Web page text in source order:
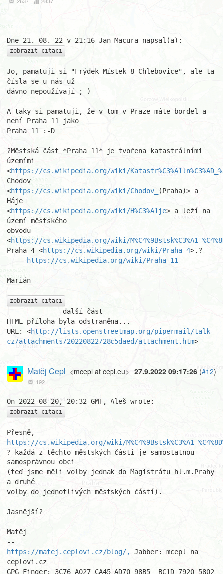
zobrazit citaci
Jo, pamatuji si "Frýdek-Místek 8 Chlebovice", ale ta
čísla se u nás už
dávno nepoužívají ;-)
A taky si pamatuji, že v tom v Praze máte bordel a
není Praha 11 jako
Praha 11 :-D
?Městská část *Praha 11* je tvořena katastrálními
územími
<https://cs.wikipedia.org/wiki/
Chodov
<https://cs.wikipedia.org/wiki/Chodov_
(Praha)> a
Háje
<https://cs.wikipedia.org/wiki/H%C3%A1je> a leží na
území městského
obvodu
<https://cs.wikipedia.org/wiki/
Praha 4 <https://cs.wikipedia.org/wiki/Praha_4>.?
--
https://cs.wikipedia.org/wiki/Praha_11
Marián
zobrazit citaci
------------- další část ---------------
HTML příloha byla odstraněna...
URL: <http://lists.openstreetmap.org/pipermail/talk-
cz/attachments/20220822/28c5daed/attachment.htm>
27.9.2022 09:17:26 (#12)
Matěj Cepl <mcepl at cepl.eu>
192
zobrazit citaci
https://cs.wikipedia.org/wiki/
? každá z těchto městských částí je samostatnou
samosprávnou obcí
(teď jsme měli volby jednak do Magistrátu hl.m.Prahy
a druhé
volby do jednotlivých městských částí).
Jasnější?
Matěj
https://matej.ceplovi.cz/blog/,
Jabber: mcepl na
ceplovi.cz
GPG Finger: 3C76 A027 CA45 AD70 98B5  BC1D 7920 5802